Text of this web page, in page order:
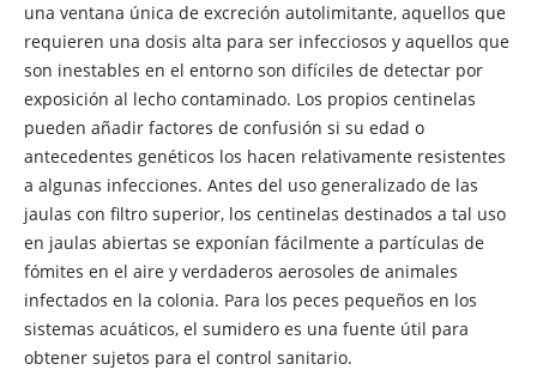
una ventana única de excreción autolimitante, aquellos que
requieren una dosis alta para ser infecciosos y aquellos que
son inestables en el entorno son difíciles de detectar por
exposición al lecho contaminado. Los propios centinelas
pueden añadir factores de confusión si su edad o
antecedentes genéticos los hacen relativamente resistentes
a algunas infecciones. Antes del uso generalizado de las
jaulas con filtro superior, los centinelas destinados a tal uso
en jaulas abiertas se exponían fácilmente a partículas de
fómites en el aire y verdaderos aerosoles de animales
infectados en la colonia. Para los peces pequeños en los
sistemas acuáticos, el sumidero es una fuente útil para
obtener sujetos para el control sanitario.